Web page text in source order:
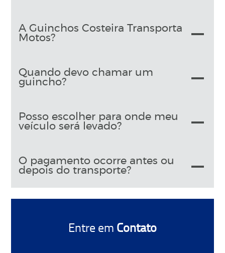
A Guinchos Costeira Transporta
Motos?
Quando devo chamar um
guincho?
Posso escolher para onde meu
veículo será levado?
O pagamento ocorre antes ou
depois do transporte?
Entre em Contato